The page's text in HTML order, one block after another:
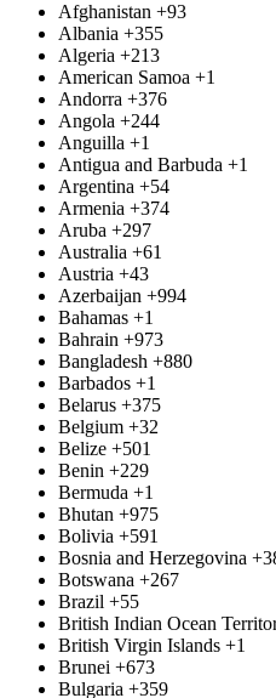
Afghanistan +93
Albania +355
Algeria +213
American Samoa +1
Andorra +376
Angola +244
Anguilla +1
Antigua and Barbuda +1
Argentina +54
Armenia +374
Aruba +297
Australia +61
Austria +43
Azerbaijan +994
Bahamas +1
Bahrain +973
Bangladesh +880
Barbados +1
Belarus +375
Belgium +32
Belize +501
Benin +229
Bermuda +1
Bhutan +975
Bolivia +591
Bosnia and Herzegovina
Botswana +267
Brazil +55
British Indian Ocean
British Virgin Islands +1
Brunei +673
Bulgaria +359